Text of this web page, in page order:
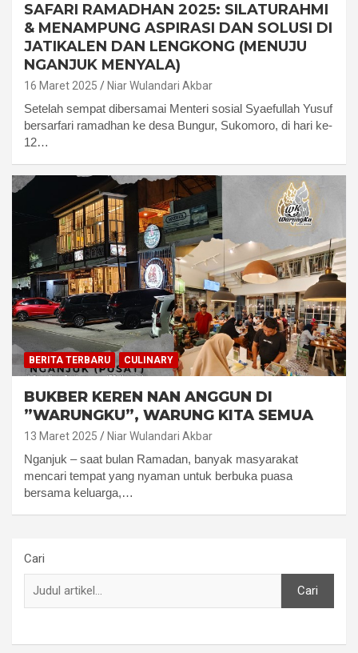
SAFARI RAMADHAN 2025: SILATURAHMI
& MENAMPUNG ASPIRASI DAN SOLUSI DI
JATIKALEN DAN LENGKONG (MENUJU
NGANJUK MENYALA)
16 Maret 2025 Niar Wulandari Akbar
Setelah sempat dibersamai Menteri sosial Syaefullah Yusuf
bersarfari ramadhan ke desa Bungur, Sukomoro, di hari ke-
12…
BERITA TERBARU CULINARY
BUKBER KEREN NAN ANGGUN DI
”WARUNGKU”, WARUNG KITA SEMUA
13 Maret 2025 Niar Wulandari Akbar
Nganjuk – saat bulan Ramadan, banyak masyarakat
mencari tempat yang nyaman untuk berbuka puasa
bersama keluarga,…
Cari
Cari